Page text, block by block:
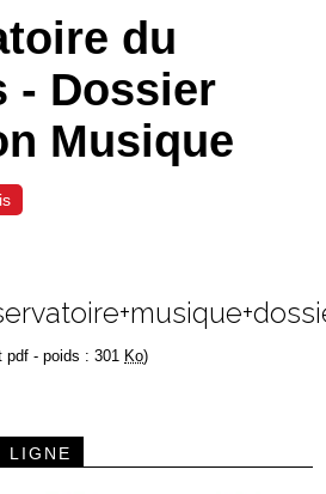
du
- Dossier
Musique
pdf - poids : 301 Ko)
LIGNE